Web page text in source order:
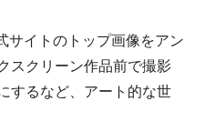
サイトのトップ画像をアン
スクリーン作品前で撮影
するなど、アート的な世